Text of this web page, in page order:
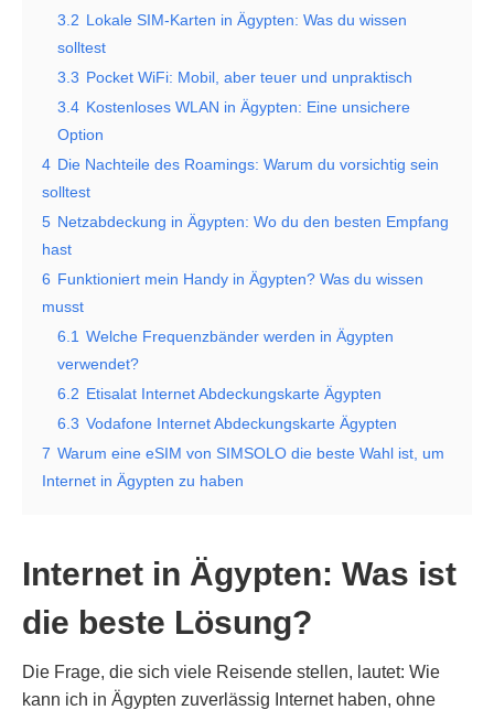
3.2 Lokale SIM-Karten in Ägypten: Was du wissen
solltest
3.3 Pocket WiFi: Mobil, aber teuer und unpraktisch
3.4 Kostenloses WLAN in Ägypten: Eine unsichere
Option
4 Die Nachteile des Roamings: Warum du vorsichtig sein
solltest
5 Netzabdeckung in Ägypten: Wo du den besten Empfang
hast
6 Funktioniert mein Handy in Ägypten? Was du wissen
musst
6.1 Welche Frequenzbänder werden in Ägypten
verwendet?
6.2 Etisalat Internet Abdeckungskarte Ägypten
6.3 Vodafone Internet Abdeckungskarte Ägypten
7 Warum eine eSIM von SIMSOLO die beste Wahl ist, um
Internet in Ägypten zu haben
Internet in Ägypten: Was ist
die beste Lösung?
Die Frage, die sich viele Reisende stellen, lautet: Wie
kann ich in Ägypten zuverlässig Internet haben, ohne